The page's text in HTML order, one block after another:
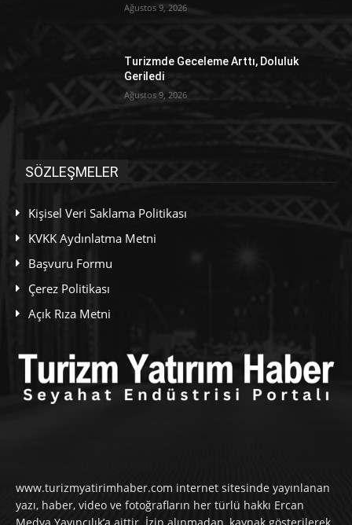
Ağustos 9, 2026
Turizmde Geceleme Arttı, Doluluk
Geriledi
Ağustos 9, 2026
SÖZLEŞMELER
Kişisel Veri Saklama Politikası
KVKK Aydınlatma Metni
Başvuru Formu
Çerez Politikası
Açık Rıza Metni
www.turizmyatirimhaber.com internet sitesinde yayınlanan
yazı, haber, video ve fotoğrafların her türlü hakkı Ercan